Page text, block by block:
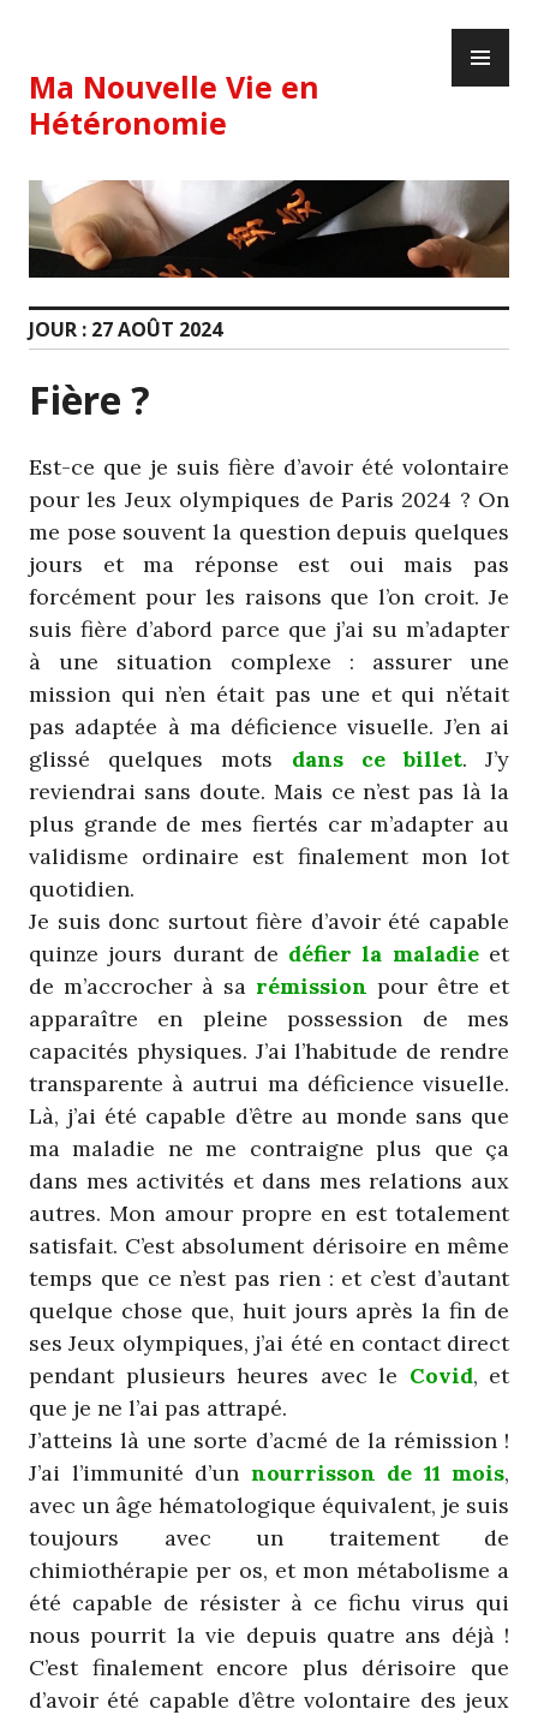
content
Ma Nouvelle Vie en
Hétéronomie
JOUR : 27 AOÛT 2024
Fière ?
Est-ce que je suis fière d’avoir été volontaire
pour les Jeux olympiques de Paris 2024 ? On
me pose souvent la question depuis quelques
jours et ma réponse est oui mais pas
forcément pour les raisons que l’on croit. Je
suis fière d’abord parce que j’ai su m’adapter
à une situation complexe : assurer une
mission qui n’en était pas une et qui n’était
pas adaptée à ma déficience visuelle. J’en ai
glissé quelques mots dans ce billet. J’y
reviendrai sans doute. Mais ce n’est pas là la
plus grande de mes fiertés car m’adapter au
validisme ordinaire est finalement mon lot
quotidien.
Je suis donc surtout fière d’avoir été capable
quinze jours durant de défier la maladieet
de m’accrocher à sa rémission pour être et
apparaître en pleine possession de mes
capacités physiques. J’ai l’habitude de rendre
transparente à autrui ma déficience visuelle.
Là, j’ai été capable d’être au monde sans que
ma maladie ne me contraigne plus que ça
dans mes activités et dans mes relations aux
autres. Mon amour propre en est totalement
satisfait. C’est absolument dérisoire en même
temps que ce n’est pas rien : et c’est d’autant
quelque chose que, huit jours après la fin de
ses Jeux olympiques, j’ai été en contact direct
pendant plusieurs heures avec le Covid, et
que je ne l’ai pas attrapé.
J’atteins là une sorte d’acmé de la rémission !
J’ai l’immunité d’un nourrisson de 11 mois,
avec un âge hématologique équivalent, je suis
toujours avec un traitement de
chimiothérapie per os, et mon métabolisme a
été capable de résister à ce fichu virus qui
nous pourrit la vie depuis quatre ans déjà !
C’est finalement encore plus dérisoire que
d’avoir été capable d’être volontaire des jeux